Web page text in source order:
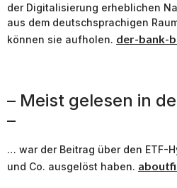
der Digitalisierung erheblichen
aus dem deutschsprachigen
können sie aufholen. der-bank-
– Meist gelesen in
–
… war der Beitrag über den ETF-
und Co. ausgelöst haben.